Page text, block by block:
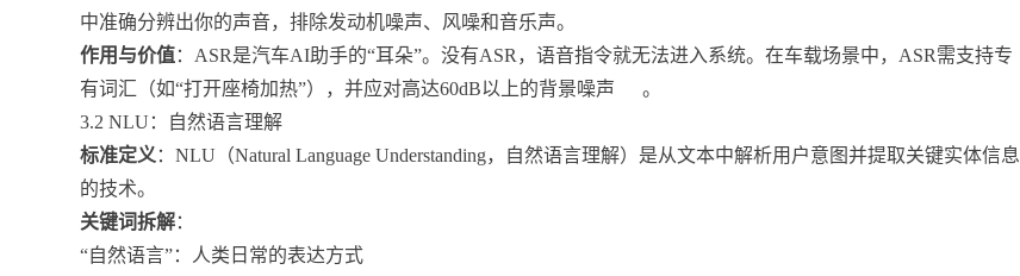
中准确分辨出你的声音，排除发动机噪声、风噪和音乐声。
作用与价值：ASR是汽车AI助手的“耳朵”。没有ASR，语音指令就无法进入系统。在车载场景中，ASR需支持专
有词汇（如“打开座椅加热”），并应对高达60dB以上的背景噪声
。
3.2 NLU：自然语言理解
标准定义 ：NLU（Natural Language Understanding，自然语言理解）是从文本中解析用户意图并提取关键实体信息
的技术。
关键词拆解：
“自然语言”：人类日常的表达方式